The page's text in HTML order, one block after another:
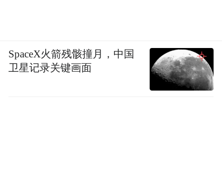
SpaceX火箭残骸撞月，中国
卫星记录关键画面